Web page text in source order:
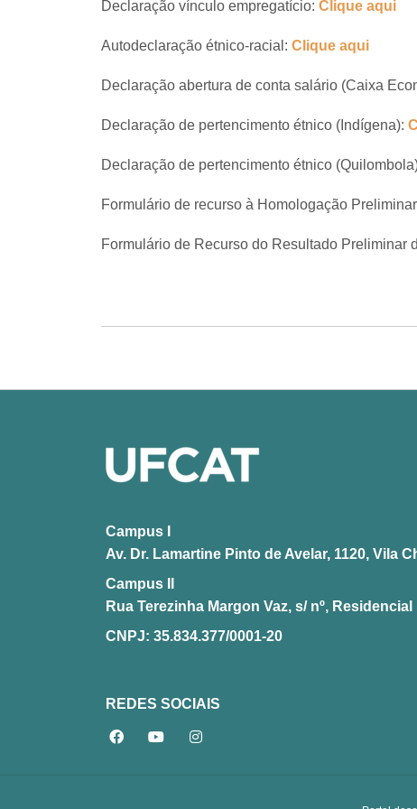
Declaração vínculo empregatício: Clique aqui
Autodeclaração étnico-racial: Clique aqui
Declaração abertura de conta salário (Caixa
Declaração de pertencimento étnico (Indígena):
Declaração de pertencimento étnico
Formulário de recurso à Homologação
Formulário de Recurso do Resultado Preliminar
Campus I
Av. Dr. Lamartine Pinto de Avelar, 1120, Vila
Campus II
Rua Terezinha Margon Vaz, s/ nº,
CNPJ: 35.834.377/0001-20
REDES SOCIAIS